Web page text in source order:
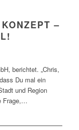
–
berichtet. „Chris,
Du mal ein
und Region
Frage,…